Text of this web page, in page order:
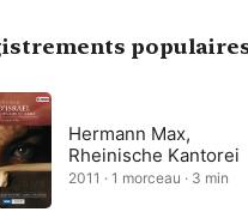
Hermann Max,
Rheinische Kantorei
2011 · 1 morceau · 3 min